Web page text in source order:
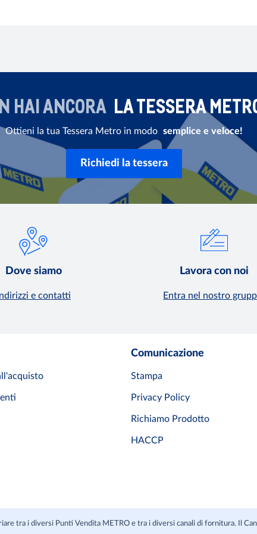
HAI ANCORA LA TESSERA
Ottieni la tua Tessera Metro in modo semplice e veloce!
Richiedi la tessera
Dove siamo
Indirizzi e contatti
Lavora con noi
Entra nel nostro
Comunicazione
Stampa
Privacy Policy
Richiamo Prodotto
HACCP
tra i diversi Punti Vendita METRO e tra i diversi canali di fornitura. Il